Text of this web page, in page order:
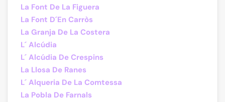
La Font De La Figuera
La Font D´En Carròs
La Granja De La Costera
L´ Alcúdia
L´ Alcúdia De Crespins
La Llosa De Ranes
L´ Alqueria De La Comtessa
La Pobla De Farnals